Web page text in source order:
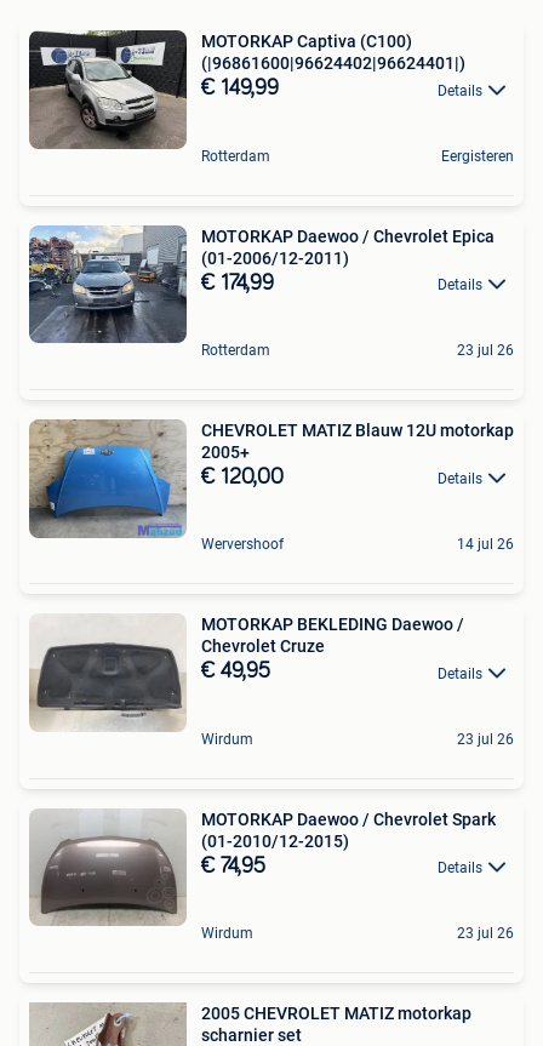
MOTORKAP Captiva (C100)
(|96861600|96624402|96624401|)
€ 149,99 Details
Rotterdam Eergisteren
MOTORKAP Daewoo / Chevrolet Epica
(01-2006/12-2011)
€ 174,99 Details
Rotterdam 23 jul 26
CHEVROLET MATIZ Blauw 12U motorkap
2005+
€ 120,00 Details
Wervershoof 14 jul 26
MOTORKAP BEKLEDING Daewoo /
Chevrolet Cruze
€ 49,95 Details
Wirdum 23 jul 26
MOTORKAP Daewoo / Chevrolet Spark
(01-2010/12-2015)
€ 74,95 Details
Wirdum 23 jul 26
2005 CHEVROLET MATIZ motorkap
scharnier set